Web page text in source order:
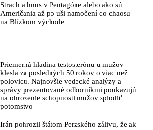
Strach a hnus v Pentagóne alebo ako sú
Američania až po uši namočení do chaosu
na Blízkom východe
Priemerná hladina testosterónu u mužov
klesla za posledných 50 rokov o viac než
polovicu. Najnovšie vedecké analýzy a
správy prezentované odborníkmi poukazujú
na ohrozenie schopnosti mužov splodiť
potomstvo
Irán pohrozil štátom Perzského zálivu, že ak